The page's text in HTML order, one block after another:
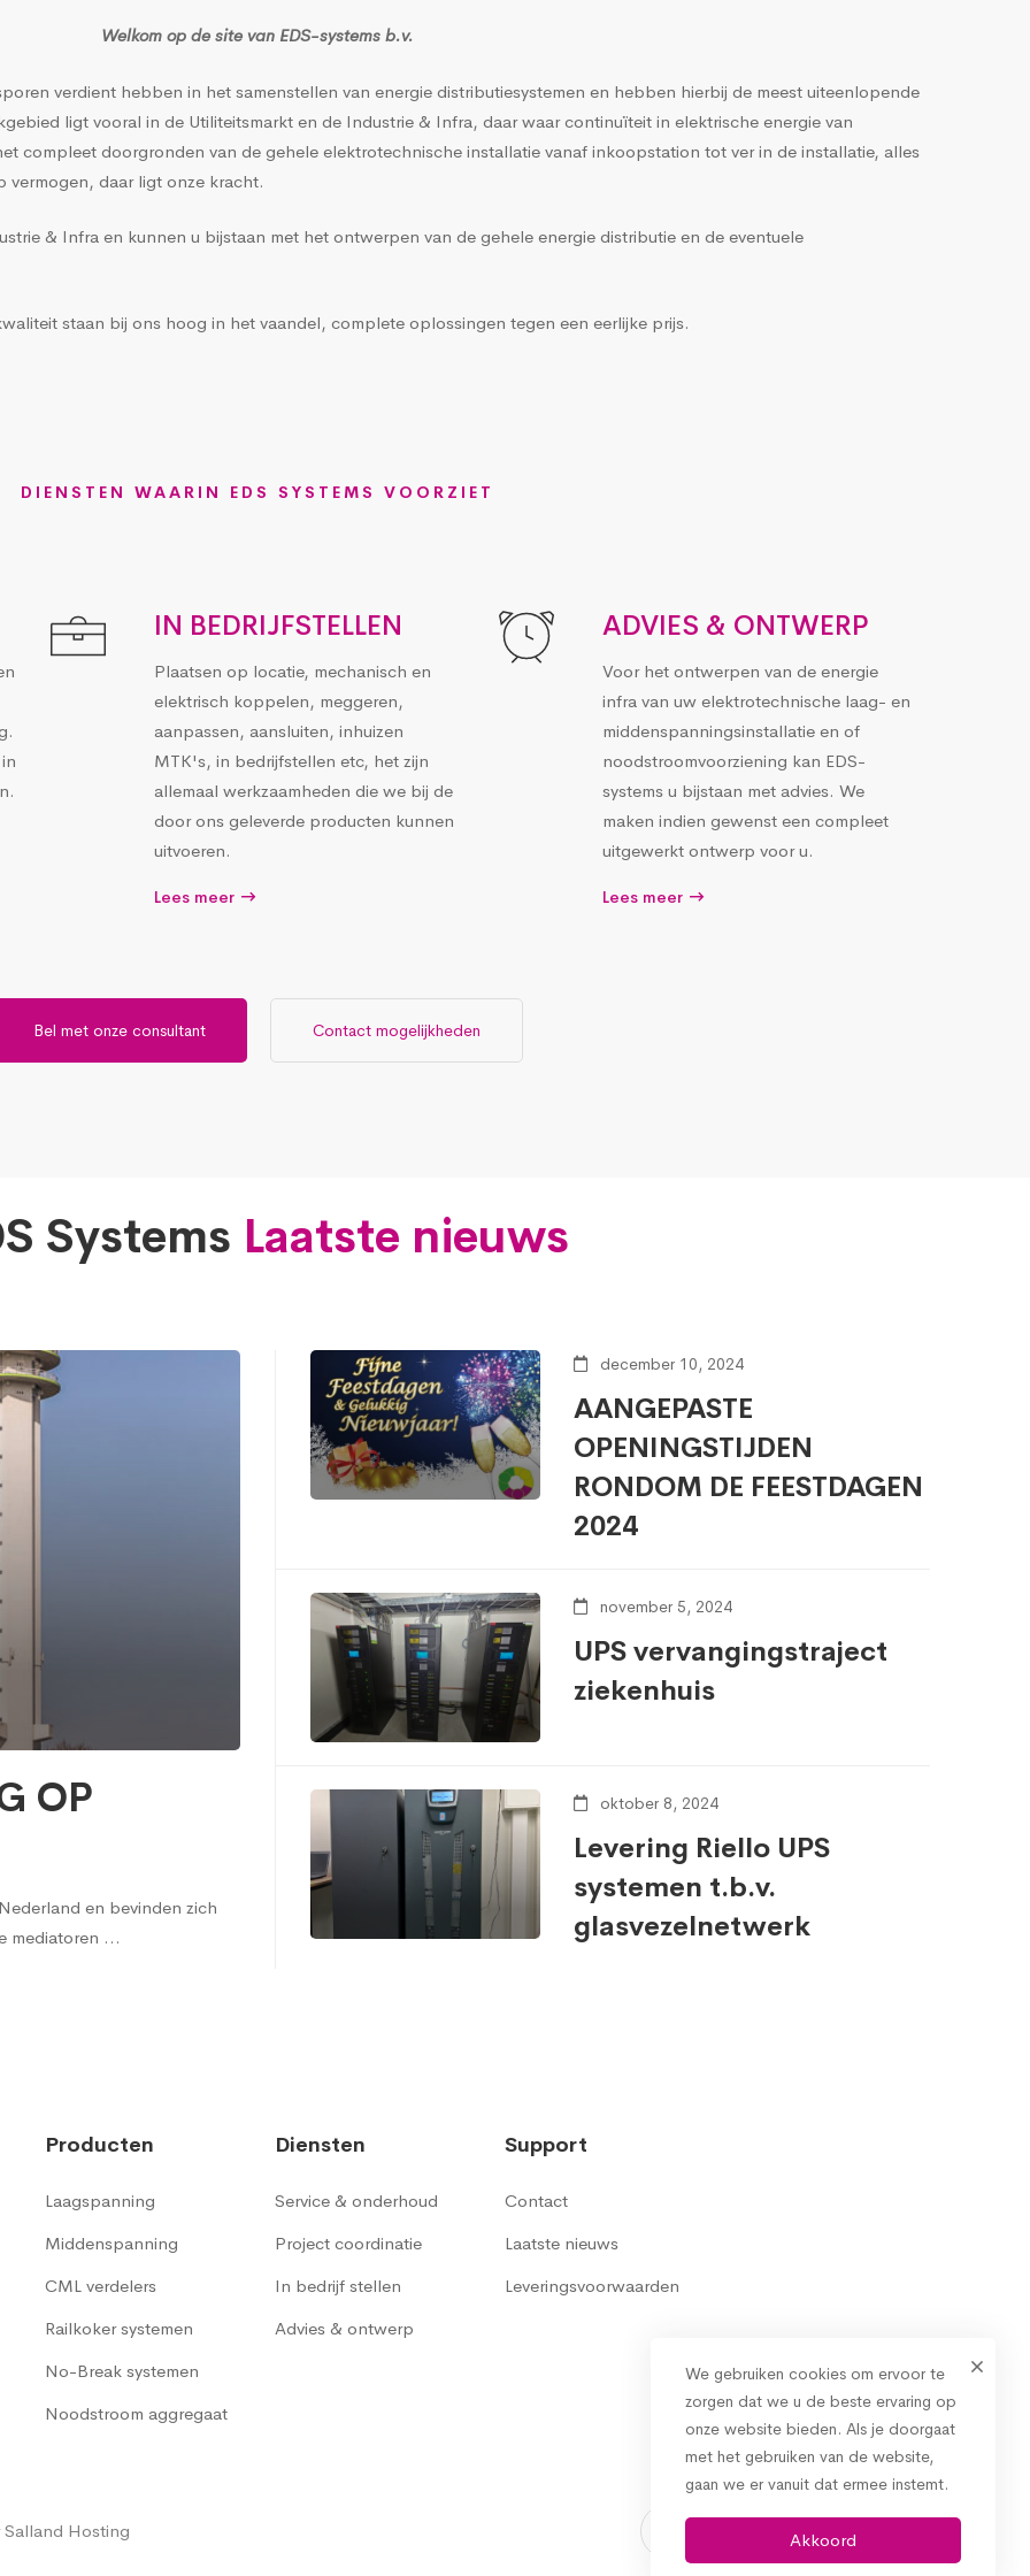
Welkom op de site van EDS-systems b.v.
verdient hebben in het samenstellen van energie distributiesystemen en hebben hierbij de meest uiteenlopende
ligt vooral in de Utiliteitsmarkt en de Industrie & Infra, daar waar continuïteit in elektrische energie van
compleet doorgronden van de gehele elektrotechnische installatie vanaf inkoopstation tot ver in de installatie, alles
vermogen, daar ligt onze kracht.
& Infra en kunnen u bijstaan met het ontwerpen van de gehele energie distributie en de eventuele
staan bij ons hoog in het vaandel, complete oplossingen tegen een eerlijke prijs.
DIENSTEN WAARIN EDS SYSTEMS VOORZIET
IN BEDRIJFSTELLEN
Plaatsen op locatie, mechanisch en
elektrisch koppelen, meggeren,
aanpassen, aansluiten, inhuizen
MTK's, in bedrijfstellen etc, het zijn
allemaal werkzaamheden die we bij de
door ons geleverde producten kunnen
uitvoeren.
Lees meer
ADVIES & ONTWERP
Voor het ontwerpen van de energie
infra van uw elektrotechnische laag- en
middenspanningsinstallatie en of
noodstroomvoorziening kan EDS-
systems u bijstaan met advies. We
maken indien gewenst een compleet
uitgewerkt ontwerp voor u.
Lees meer
Bel met onze consultant Contact mogelijkheden
Systems Laatste nieuws
OP
en bevinden zich
mediatoren …
december 10, 2024
AANGEPASTE
OPENINGSTIJDEN
RONDOM DE FEESTDAGEN
2024
november 5, 2024
UPS vervangingstraject
ziekenhuis
oktober 8, 2024
Levering Riello UPS
systemen t.b.v.
glasvezelnetwerk
Producten
Laagspanning
Middenspanning
CML verdelers
Railkoker systemen
No-Break systemen
Noodstroom aggregaat
Diensten
Service & onderhoud
Project coordinatie
In bedrijf stellen
Advies & ontwerp
Support
Contact
Laatste nieuws
Leveringsvoorwaarden
Salland Hosting
We gebruiken cookies om ervoor te
zorgen dat we u de beste ervaring op
onze website bieden. Als je doorgaat
met het gebruiken van de website,
gaan we er vanuit dat ermee instemt.
Akkoord